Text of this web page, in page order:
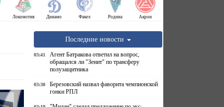
Локомотив Динамо Факел Родина Акрон
Последние новости
03:41
Агент Батракова ответил на вопрос,
обращался ли "Зенит" по трансферу
полузащитника
03:30
Березовский назвал фаворита чемпионской
гонки РПЛ